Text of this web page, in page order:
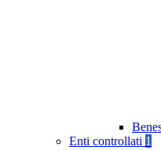
Enti controllati 1